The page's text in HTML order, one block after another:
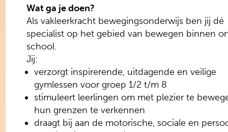
Wat ga je doen?
Als vakleerkracht bewegingsonderwijs ben jij dé
specialist op het gebied van bewegen binnen
school.
Jij:
verzorgt inspirerende, uitdagende en veilige
gymlessen voor groep 1/2 t/m 8
stimuleert leerlingen om met plezier te
hun grenzen te verkennen
draagt bij aan de motorische, sociale en